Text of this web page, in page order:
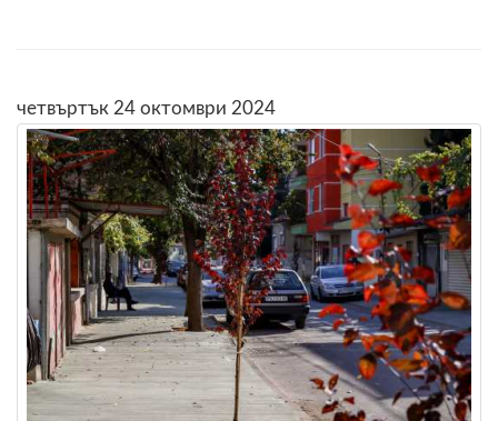
четвъртък 24 октомври 2024